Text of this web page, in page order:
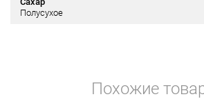
Полусухое
Похожие